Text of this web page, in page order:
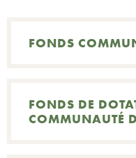
FONDS
FONDS DE
COMMUNAUTÉ